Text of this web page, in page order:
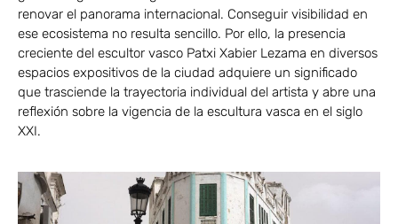
renovar el panorama internacional. Conseguir visibilidad en
ese ecosistema no resulta sencillo. Por ello, la presencia
creciente del escultor vasco Patxi Xabier Lezama en diversos
espacios expositivos de la ciudad adquiere un significado
que trasciende la trayectoria individual del artista y abre una
reflexión sobre la vigencia de la escultura vasca en el siglo
XXI.